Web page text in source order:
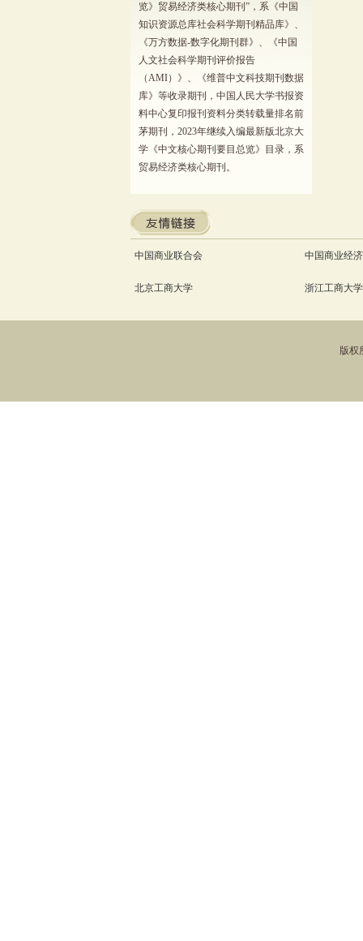
览》贸易经济类核心期刊”，系《中国
知识资源总库社会科学期刊精品库》、
《万方数据-数字化期刊群》、《中国
人文社会科学期刊评价报告
（AMI）》、《维普中文科技期刊数据
库》等收录期刊，中国人民大学书报资
料中心复印报刊资料分类转载量排名前
茅期刊，2023年继续入编最新版北京大
学《中文核心期刊要目总览》目录，系
贸易经济类核心期刊。
中国商业联合会 中国商业经
北京工商大学 浙江工商大学
版